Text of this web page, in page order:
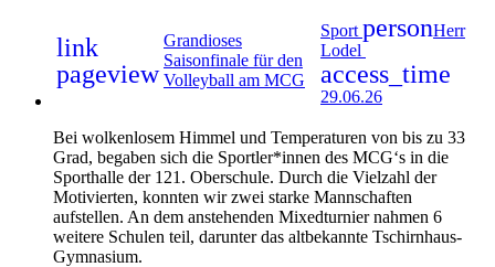
link
pageview
Grandioses
Saisonfinale für den
Volleyball am MCG
Sport personHerr
Lodel
access_time
29.06.26
Bei wolkenlosem Himmel und Temperaturen von bis zu 33
Grad, begaben sich die Sportler*innen des MCG‘s in die
Sporthalle der 121. Oberschule. Durch die Vielzahl der
Motivierten, konnten wir zwei starke Mannschaften
aufstellen. An dem anstehenden Mixedturnier nahmen 6
weitere Schulen teil, darunter das altbekannte Tschirnhaus-
Gymnasium.